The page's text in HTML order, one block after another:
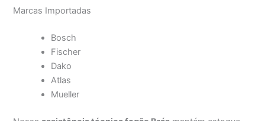
Marcas Importadas
Bosch
Fischer
Dako
Atlas
Mueller